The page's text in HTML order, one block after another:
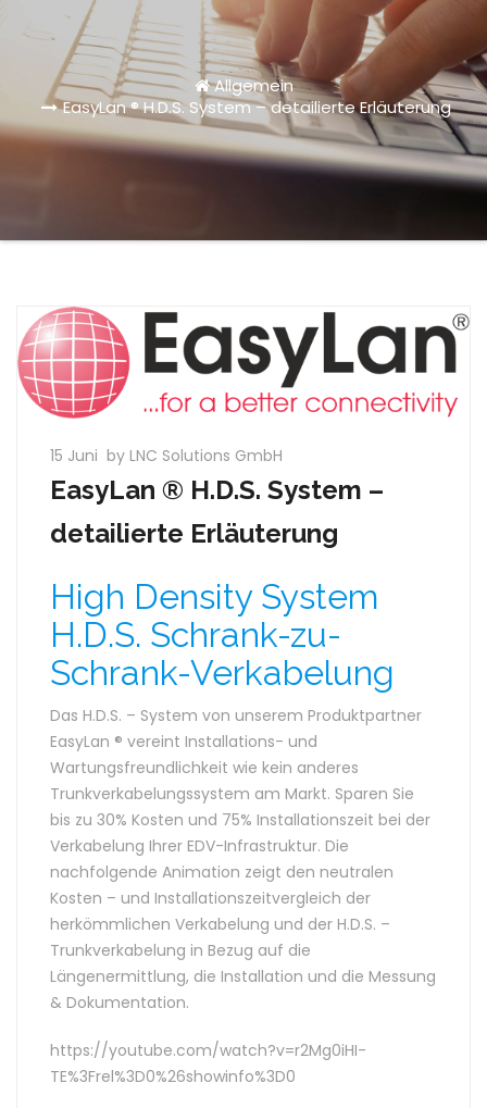
Allgemein
EasyLan ® H.D.S. System – detailierte Erläuterung
15 Juni by LNC Solutions GmbH
EasyLan ® H.D.S. System –
detailierte Erläuterung
High Density System
H.D.S. Schrank-zu-
Schrank-Verkabelung
Das H.D.S. – System von unserem Produktpartner
EasyLan ® vereint Installations- und
Wartungsfreundlichkeit wie kein anderes
Trunkverkabelungssystem am Markt. Sparen Sie
bis zu 30% Kosten und 75% Installationszeit bei der
Verkabelung Ihrer EDV-Infrastruktur. Die
nachfolgende Animation zeigt den neutralen
Kosten – und Installationszeitvergleich der
herkömmlichen Verkabelung und der H.D.S. –
Trunkverkabelung in Bezug auf die
Längenermittlung, die Installation und die Messung
& Dokumentation.
https://youtube.com/watch?v=r2Mg0iHI-
TE%3Frel%3D0%26showinfo%3D0